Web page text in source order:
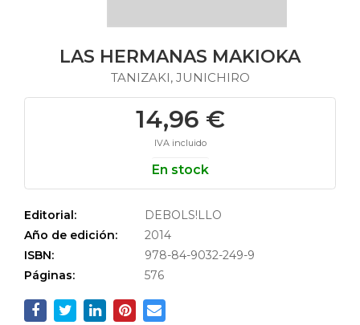
LAS HERMANAS MAKIOKA
TANIZAKI, JUNICHIRO
14,96 €
IVA incluido
En stock
Editorial:
DEBOLS!LLO
Año de edición:
2014
ISBN:
978-84-9032-249-9
Páginas:
576